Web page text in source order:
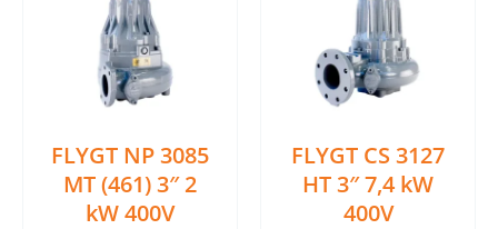
FLYGT NP 3085
MT (461) 3″ 2
kW 400V
FLYGT CS 3127
HT 3″ 7,4 kW
400V